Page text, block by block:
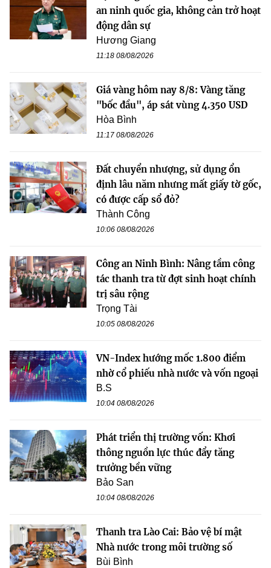
an ninh quốc gia, không cản trở hoạt
động dân sự
Hương Giang
11:18 08/08/2026
Giá vàng hôm nay 8/8: Vàng tăng
"bốc đầu", áp sát vùng 4.350 USD
Hòa Bình
11:17 08/08/2026
Đất chuyển nhượng, sử dụng ổn
định lâu năm nhưng mất giấy tờ gốc,
có được cấp sổ đỏ?
Thành Công
10:06 08/08/2026
Công an Ninh Bình: Nâng tầm công
tác thanh tra từ đợt sinh hoạt chính
trị sâu rộng
Trọng Tài
10:05 08/08/2026
VN-Index hướng mốc 1.800 điểm
nhờ cổ phiếu nhà nước và vốn ngoại
B.S
10:04 08/08/2026
Phát triển thị trường vốn: Khơi
thông nguồn lực thúc đẩy tăng
trưởng bền vững
Bảo San
10:04 08/08/2026
Thanh tra Lào Cai: Bảo vệ bí mật
Nhà nước trong môi trường số
Bùi Bình